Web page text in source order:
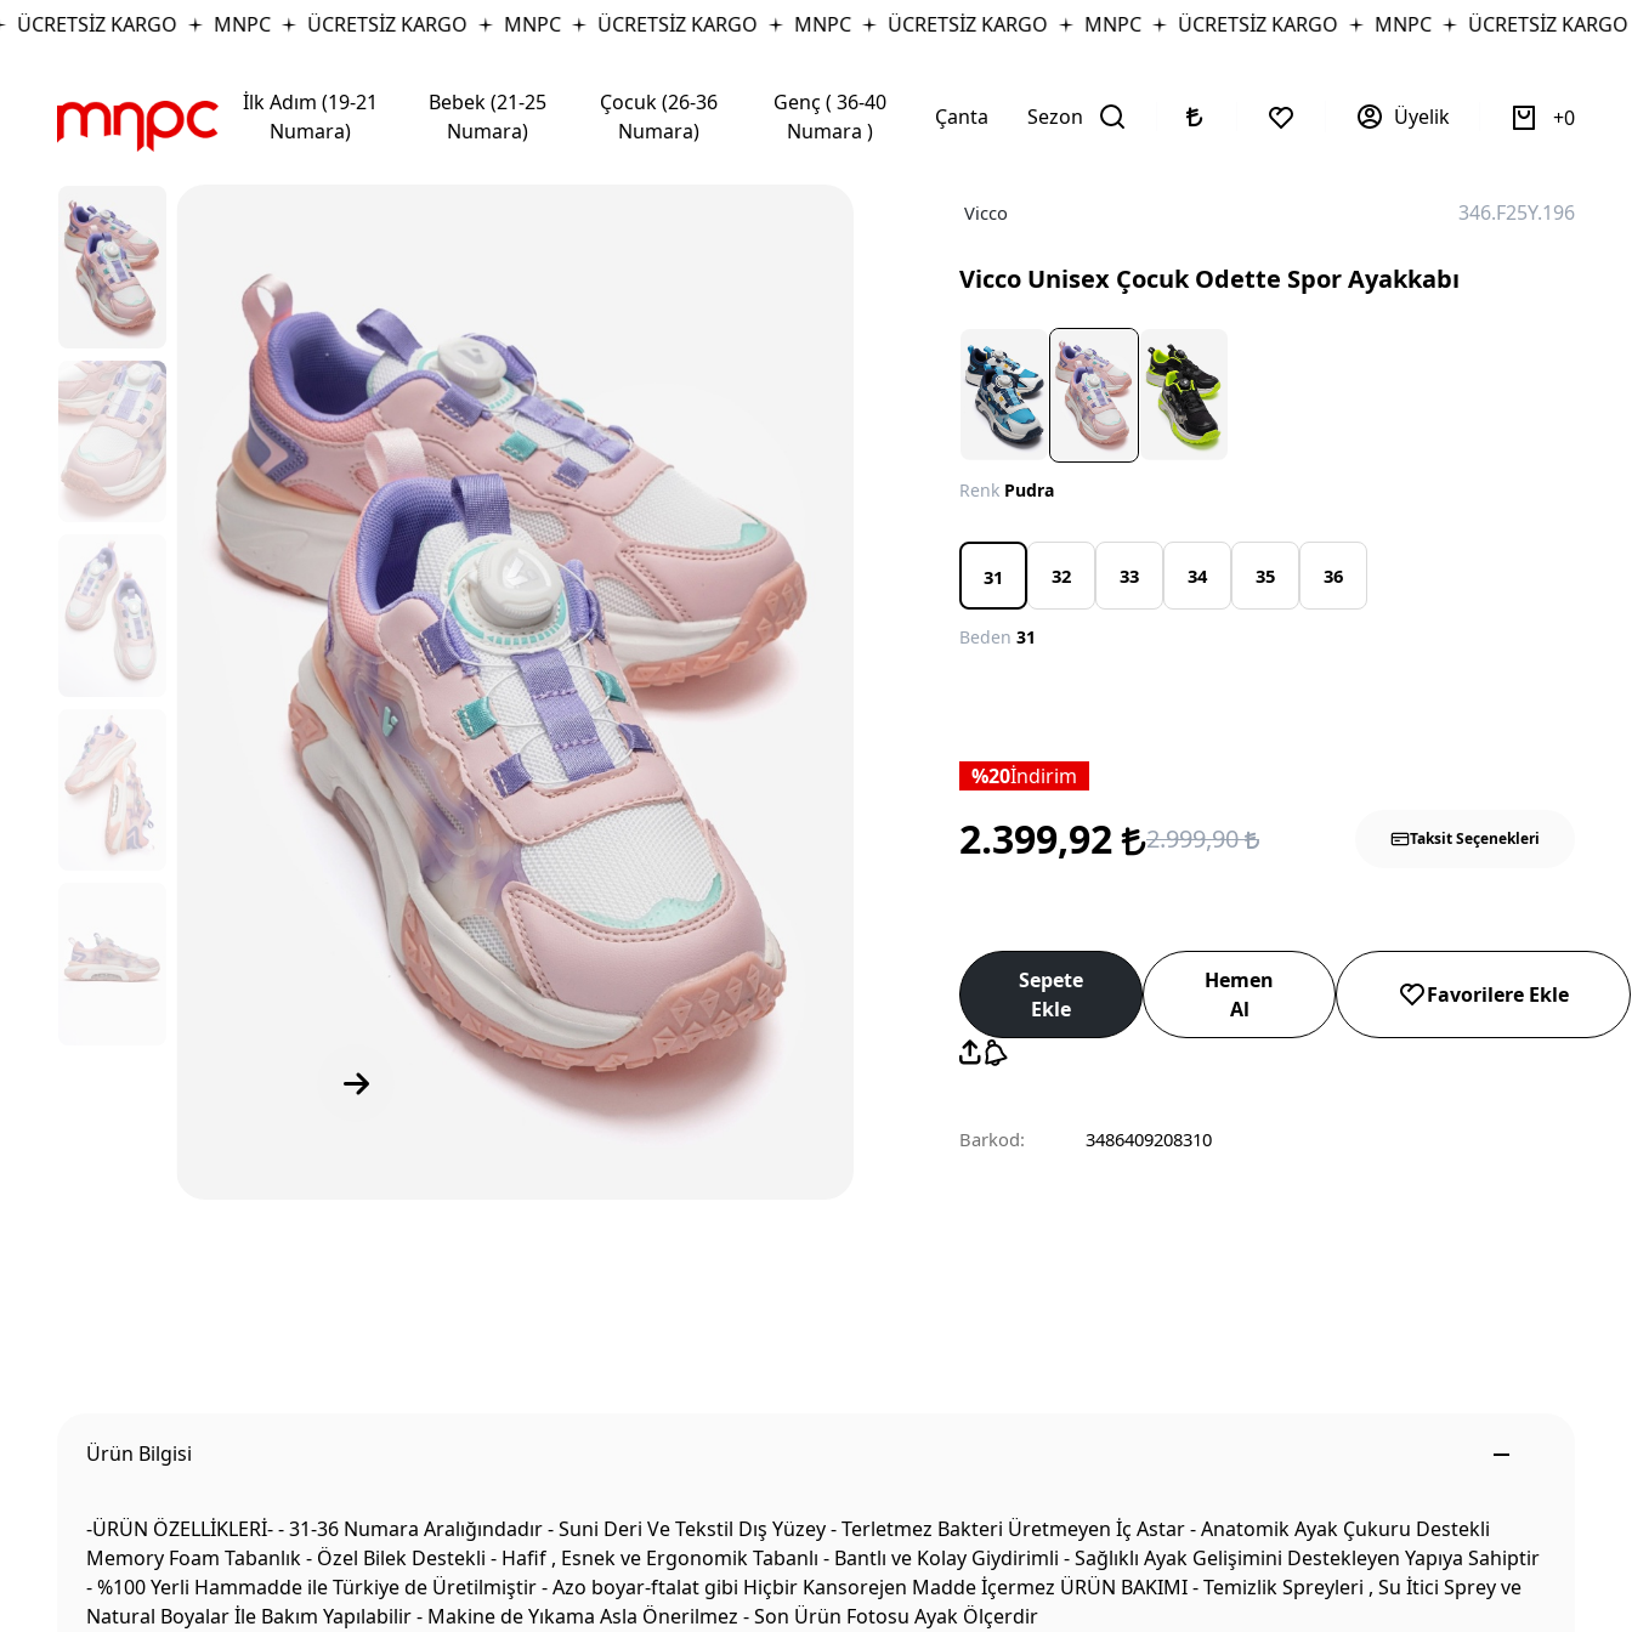
KARGO MNPC ÜCRETSİZ KARGO MNPC ÜCRETSİZ KARGO MNPC ÜCRETSİZ KARGO MNPC ÜCRETSİZ KARGO MNPC ÜCRETSİZ KARGO
İlk Adım (19-21
Numara)
Bebek (21-25
Numara)
Çocuk (26-36
Numara)
Genç ( 36-40
Numara )
Çanta Sezon Üyelik 0
Vicco 346.F25Y.196
Vicco Unisex Çocuk Odette Spor Ayakkabı
Renk Pudra
31 32 33 34 35 36
Beden31
20İndirim
2.399,92 2.999,90 Taksit Seçenekleri
Sepete
Ekle
Hemen
Al
Favorilere Ekle
Barkod: 3486409208310
Ürün Bilgisi
-ÜRÜN ÖZELLİKLERİ- - 31-36 Numara Aralığındadır - Suni Deri Ve Tekstil Dış Yüzey - Terletmez Bakteri Üretmeyen İç Astar - Anatomik Ayak Çukuru Destekli
Memory Foam Tabanlık - Özel Bilek Destekli - Hafif , Esnek ve Ergonomik Tabanlı - Bantlı ve Kolay Giydirimli - Sağlıklı Ayak Gelişimini Destekleyen Yapıya Sahiptir
- %100 Yerli Hammadde ile Türkiye de Üretilmiştir - Azo boyar-ftalat gibi Hiçbir Kansorejen Madde İçermez ÜRÜN BAKIMI - Temizlik Spreyleri , Su İtici Sprey ve
Natural Boyalar İle Bakım Yapılabilir - Makine de Yıkama Asla Önerilmez - Son Ürün Fotosu Ayak Ölçerdir